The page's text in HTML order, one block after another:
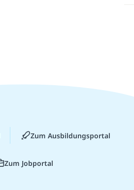
Zum Ausbildungsportal
Zum Jobportal